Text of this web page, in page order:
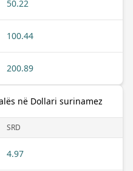
50.22
100.44
200.89
në Dollari surinamez
SRD
4.97